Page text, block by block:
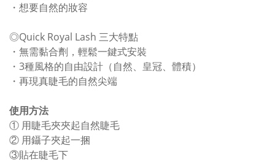
・想要自然的妝容
◎Quick Royal Lash 三大特點
・無需黏合劑，輕鬆一鍵式安裝
・3種風格的自由設計（自然、皇冠、體積）
・再現真睫毛的自然尖端
使用方法
① 用睫毛夾夾起自然睫毛
② 用鑷子夾起一捆
③貼在睫毛下